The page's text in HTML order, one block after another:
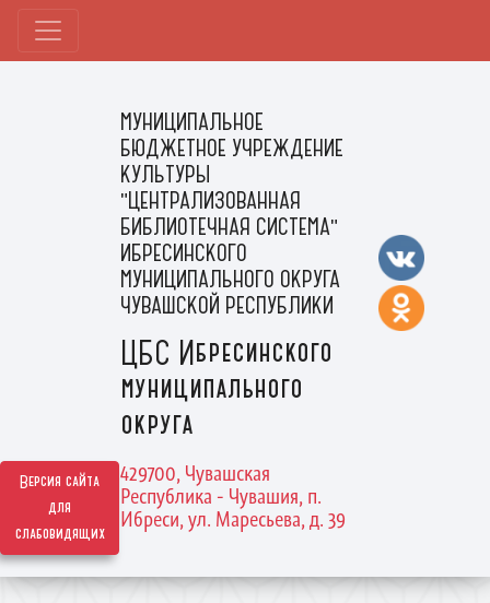
Версия сайта
для
слабовидящих
МУНИЦИПАЛЬНОЕ
БЮДЖЕТНОЕ УЧРЕЖДЕНИЕ
КУЛЬТУРЫ
"ЦЕНТРАЛИЗОВАННАЯ
БИБЛИОТЕЧНАЯ СИСТЕМА"
ИБРЕСИНСКОГО
МУНИЦИПАЛЬНОГО ОКРУГА
ЧУВАШСКОЙ РЕСПУБЛИКИ
ЦБС Ибресинского
муниципального
округа
429700, Чувашская
Республика - Чувашия, п.
Ибреси, ул. Маресьева, д. 39